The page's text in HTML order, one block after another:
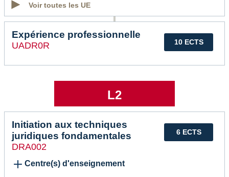
Voir toutes les UE
10 ECTS
Expérience professionnelle
UADR0R
L2
6 ECTS
Initiation aux techniques
juridiques fondamentales
DRA002
Centre(s) d'enseignement